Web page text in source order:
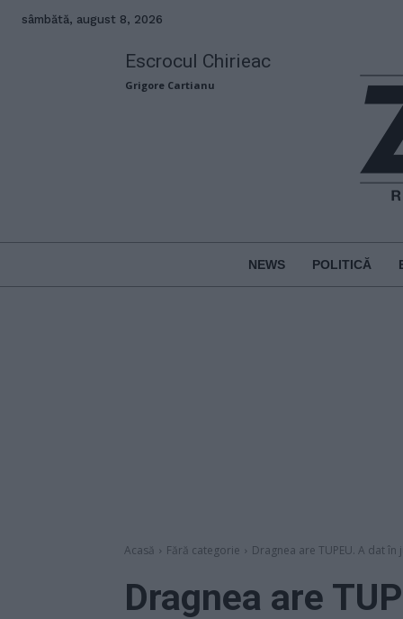
sâmbătă, august 8, 2026
Escrocul Chirieac
Grigore Cartianu
NEWS POLITICĂ
Acasă Fără categorie Dragnea are TUPEU. A dat
Dragnea are